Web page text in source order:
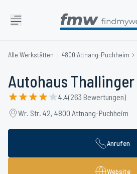
Alle Werkstätten 4800 Attnang-Puchheim
Autohaus Thallinger
4.4(263 Bewertungen)
Wr. Str. 42, 4800 Attnang-Puchheim
Anrufen
Website